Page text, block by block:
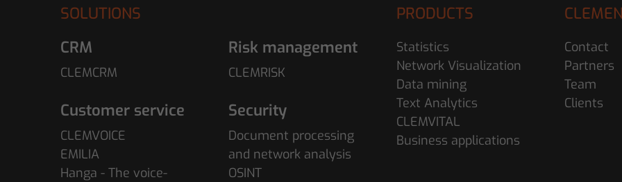
SOLUTIONS
CRM
CLEMCRM
Customer service
CLEMVOICE
EMILIA
Hanga - The voice-
Risk management
CLEMRISK
Security
Document processing
and network analysis
OSINT
PRODUCTS
Statistics
Network Visualization
Data mining
Text Analytics
CLEMVITAL
Business applications
Contact
Partners
Team
Clients